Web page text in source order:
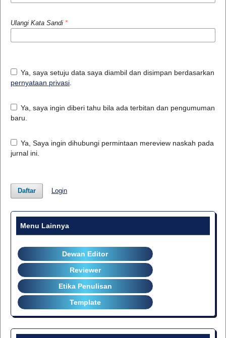
Ulangi Kata Sandi *
Ya, saya setuju data saya diambil dan disimpan berdasarkan
pernyataan privasi.
Ya, saya ingin diberi tahu bila ada terbitan dan pengumuman
baru.
Ya, Saya ingin dihubungi permintaan mereview naskah pada
jurnal ini.
Daftar Login
Menu Lainnya
Dewan Editor
Reviewer
Etika Penulisan
Template